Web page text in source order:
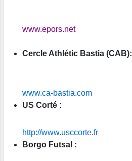
www.epors.net
Cercle Athlétic Bastia (CAB):
www.ca-bastia.com
US Corté :
http://www.usccorte.fr
Borgo Futsal :